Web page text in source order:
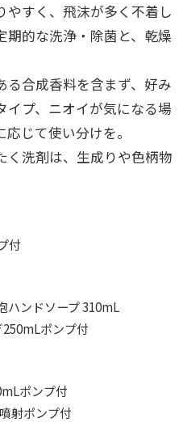
やすく、飛沫が多く不着し
期的な洗浄・除菌と、乾燥
る合成香料を含まず、好み
イプ、ニオイが気になる場
じて使い分けを。
く洗剤は、生成りや色柄物
付
ハンドソープ 310mL
ポンプ付
ポンプ付
射ポンプ付